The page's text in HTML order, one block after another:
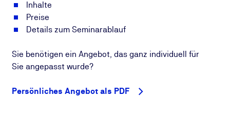
Inhalte
Preise
Details zum Seminarablauf
Sie benötigen ein Angebot, das ganz individuell für
Sie angepasst wurde?
Persönliches Angebot als PDF